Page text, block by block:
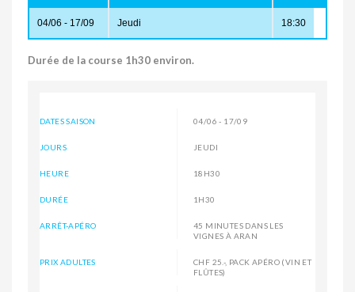
04/06 - 17/09 Jeudi 18:30
Durée de la course 1h30 environ.
DATES SAISON 04/06 - 17/09
JOURS JEUDI
HEURE 18H30
DURÉE 1H30
ARRÊT-APÉRO
45 MINUTES DANS LES
VIGNES À ARAN
PRIX ADULTES
CHF 25.-, PACK APÉRO (VIN ET
FLÛTES)